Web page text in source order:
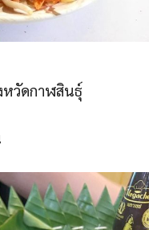
หวัดกาฬสินธุ์